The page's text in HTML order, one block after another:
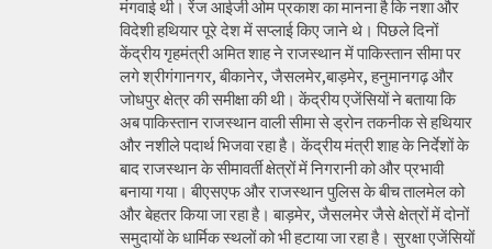
मंगवाई थी। रेंज आईजी ओम प्रकाश का मानना है कि नशा और
विदेशी हथियार पूरे देश में सप्लाई किए जाने थे। पिछले दिनों
केंद्रीय गृहमंत्री अमित शाह ने राजस्थान में पाकिस्तान सीमा पर
लगे श्रीगंगानगर, बीकानेर, जैसलमेर,बाड़मेर, हनुमानगढ़ और
जोधपुर क्षेत्र की समीक्षा की थी। केंद्रीय एजेंसियों ने बताया कि
अब पाकिस्तान राजस्थान वाली सीमा से ड्रोन तकनीक से हथियार
और नशीले पदार्थ भिजवा रहा है। केंद्रीय मंत्री शाह के निर्देशों के
बाद राजस्थान के सीमावर्ती क्षेत्रों में निगरानी को और प्रभावी
बनाया गया। बीएसएफ और राजस्थान पुलिस के बीच तालमेल को
और बेहतर किया जा रहा है। बाड़मेर, जैसलमेर जैसे क्षेत्रों में दोनों
समुदायों के धार्मिक स्थलों को भी हटाया जा रहा है। सुरक्षा एजेंसियों